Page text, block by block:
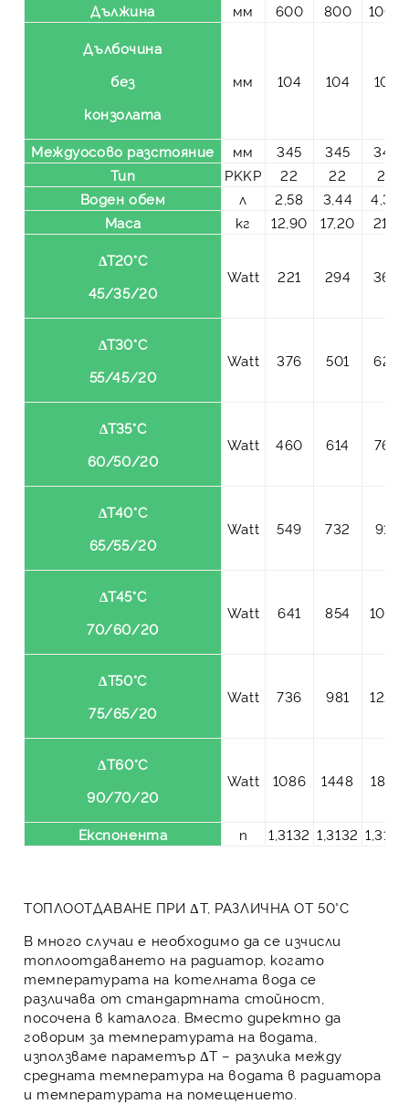
Дължина
мм 600 800
1000
Дълбочина
без
конзолата
мм 104 104 104
Междуосово разстояние мм 345 345
345
Тип
PKKP 22 22
22
Воден обем
л 2,58 3,44
4,30
Маса
кг 12,90 17,20
21,5
ΔT20°C
45/35/20
Watt 221 294 368
ΔT30°C
55/45/20
Watt 376 501 627
ΔT35°C
60/50/20
Watt 460 614 767
ΔT40°C
65/55/20
Watt 549 732 915
ΔT45°C
70/60/20
Watt 641 854 1068
ΔT50°C
75/65/20
Watt 736 981 1226
ΔT60°C
90/70/20
Watt 1086 1448 1810
Експонента n 1,3132 1,3132 1,3132
ТОПЛООТДАВАНЕ ПРИ ΔT, РАЗЛИЧНА ОТ 50°C
В много случаи е необходимо да се изчисли
топлоотдаването на радиатор, когато
температурата на котелната вода се
различава от стандартната стойност,
посочена в каталога. Вместо директно да
говорим за температурата на водата,
използваме параметър ΔT – разлика между
средната температура на водата в радиатора
и температурата на помещението.